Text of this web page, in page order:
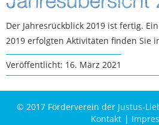
Der Jahresrückblick 2019 ist fertig.
2019 erfolgten Aktivitäten finden Sie
Veröffentlicht: 16. März 2021
© 2017 Förderverein der Justus-
Kontakt